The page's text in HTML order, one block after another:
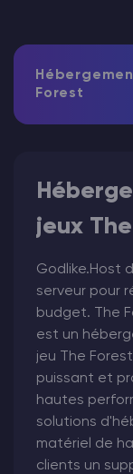
Forest
jeux
Godlike.Host
serveur pour
budget. The
est un
jeu The
puissant et
hautes
solutions
matériel de
clients un